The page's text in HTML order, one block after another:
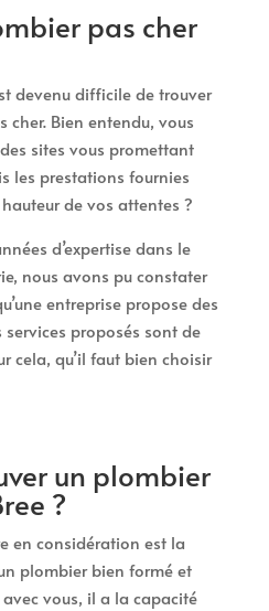
pas cher
devenu difficile de trouver
cher. Bien entendu, vous
sites vous promettant
les prestations fournies
de vos attentes ?
d’expertise dans le
nous avons pu constater
entreprise propose des
proposés sont de
cela, qu’il faut bien choisir
un plombier
?
en considération est la
plombier bien formé et
vous, il a la capacité